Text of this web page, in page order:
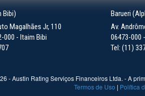
Bibi)
Magalhães Jr, 110
000 - Itaim Bibi
Barueri
Av.
06473-000
Tel: (11)
- Austin Rating Serviços Financeiros Ltda. - A
Termos de Uso | Política